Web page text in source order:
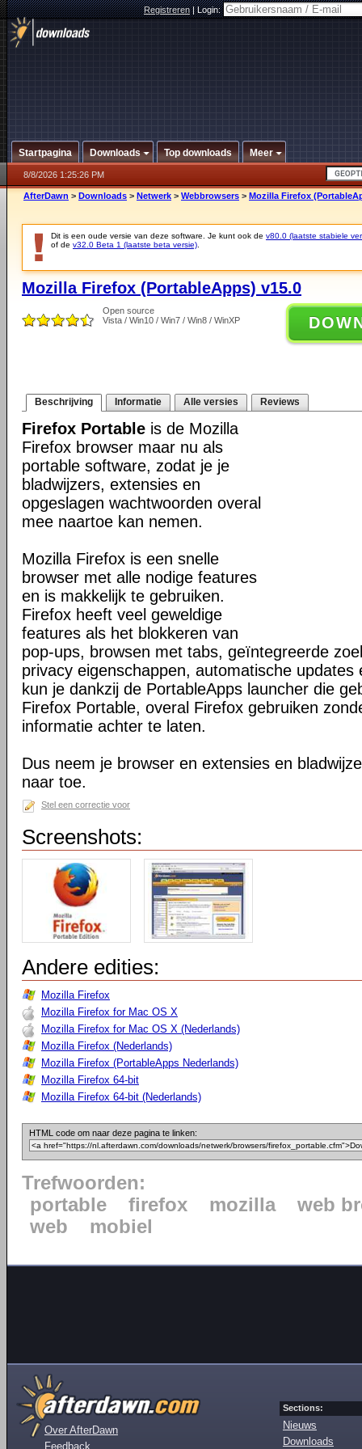
Registreren|Login:
Startpagina Downloads Top downloads Meer
8/8/2026 1:25:26 PM
AfterDawn > Downloads > Netwerk > Webbrowsers > Mozilla Firefox
Dit is een oude versie van deze software. Je kunt ook de v80.0 (laatste stabiele
of de v32.0 Beta 1 (laatste beta versie)
Mozilla Firefox (PortableApps) v15.0
Open source
Vista / Win10 / Win7 / Win8 / WinXP
Beschrijving Informatie Alle versies Reviews
Firefox Portable is de Mozilla
Firefox browser maar nu als
portable software, zodat je je
bladwijzers, extensies en
opgeslagen wachtwoorden overal
mee naartoe kan nemen.
Mozilla Firefox is een snelle
browser met alle nodige features
en is makkelijk te gebruiken.
Firefox heeft veel geweldige
features als het blokkeren van
pop-ups, browsen met tabs, geïntegreerde
privacy eigenschappen, automatische updates
kun je dankzij de PortableApps launcher die
Firefox Portable, overal Firefox gebruiken
informatie achter te laten.
Dus neem je browser en extensies en
naar toe.
Stel een correctie voor
Screenshots:
Andere edities:
Mozilla Firefox
Mozilla Firefox for Mac OS X
Mozilla Firefox for Mac OS X (Nederlands)
Mozilla Firefox (Nederlands)
Mozilla Firefox (PortableApps Nederlands)
Mozilla Firefox 64-bit
Mozilla Firefox 64-bit (Nederlands)
HTML code om naar deze pagina te linken:
Trefwoorden:
portable
firefox mozilla
web
web
mobiel
Over AfterDawn
Feedback
Sections:
Nieuws
Downloads